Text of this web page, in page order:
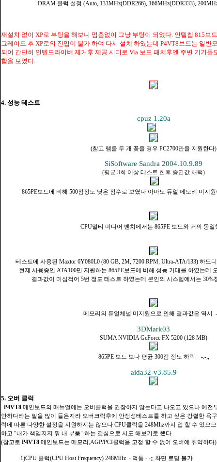
DRAM 클럭 설정 (Auto, 133MHz(DDR266), 166MHz(DDR333),
재설치 없이 XP로 부팅을 해보니 멈춤없이 그냥 부팅이 되었다. 인텔칩 815보
그레이드 후 XP로의 진입이 불가 하여 다시 설치 하였는데 P4VT8보드는 일반
되어 간단히 인텔드라이버 제거후 제공 시디로 Via 보드 패치후엔 주변 기기들
함을 보였다.
4. 성능 테스트
cpuz 1.20a
(참고 램을 두 개 꽂을 경우 PC2700만을 지원한다)
SiSoftware Sandra 2004.10.9.89
(평균 3회 이상 테스트 한후 중간값 채택)
865PE보드에 비해 500점정도 낮은 점수로 보였다 아마도 듀얼 메모리 미지
CPU멀티 미디어 벤치에서는 865PE 보드와 거의 동일
테스트에 사용된 Maxtor 6Y080L0 (80 GB, 2M, 7200 RPM, Ultra-ATA/133) 하드
현제 사용중인 ATA100만 지원하는 865PE보드에 비해 성능 기대를 하였는데
결과값이 미심적어 5번 정도 테스트 하였는데 본인의 시스템에서는 30%
메모리의 듀얼체널 미지원으로 인해 결과값은 역시
3DMark03
SUMA NVIDIA GeForce FX 5200 (128 MB)
865PE 보드 보다 평균 300점 정도 하락 -.-;;
aida32-v3.85.9
5. 오버 클럭
P4VT8 메인보드의 매뉴얼에는 오버클럭을 권장하지 않는다고 나오고 있으나 예전
안하다라는 말을 많이 들은지라 오버크럭후에 안정성테스트를 하고 싶은 강렬한 욕
럭에 따른 다양한 설정을 지원하지는 않으나 CPU클럭을 248Mhz까지 업 할 수 있으
하고 "내가 책임지지 뭐 내 부품" 하는 결심으로 시도 해보기로 했다.
(참고로 P4VT8 메인보드는 메모리,AGP/PCI클럭을 고정 할 수 없어 오버에 취약하다)
1)CPU 클럭(CPU Host Frequency) 248MHz - 먹통 -.-;; 화면 로딩 불가